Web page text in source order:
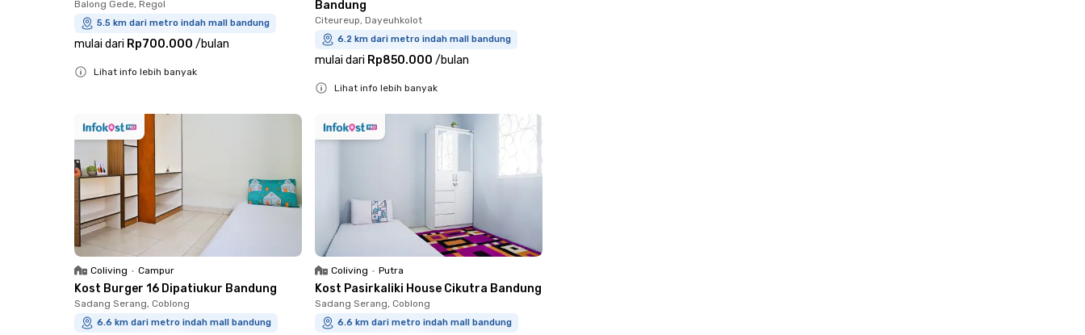
Balong Gede, Regol
5.5 km dari metro indah mall bandung
mulai dari Rp700.000 /bulan
Lihat info lebih banyak
Bandung
Citeureup, Dayeuhkolot
6.2 km dari metro indah mall bandung
mulai dari Rp850.000 /bulan
Lihat info lebih banyak
Coliving • Campur
Kost Burger 16 Dipatiukur Bandung
Sadang Serang, Coblong
6.6 km dari metro indah mall bandung
Coliving • Putra
Kost Pasirkaliki House Cikutra Bandung
Sadang Serang, Coblong
6.6 km dari metro indah mall bandung